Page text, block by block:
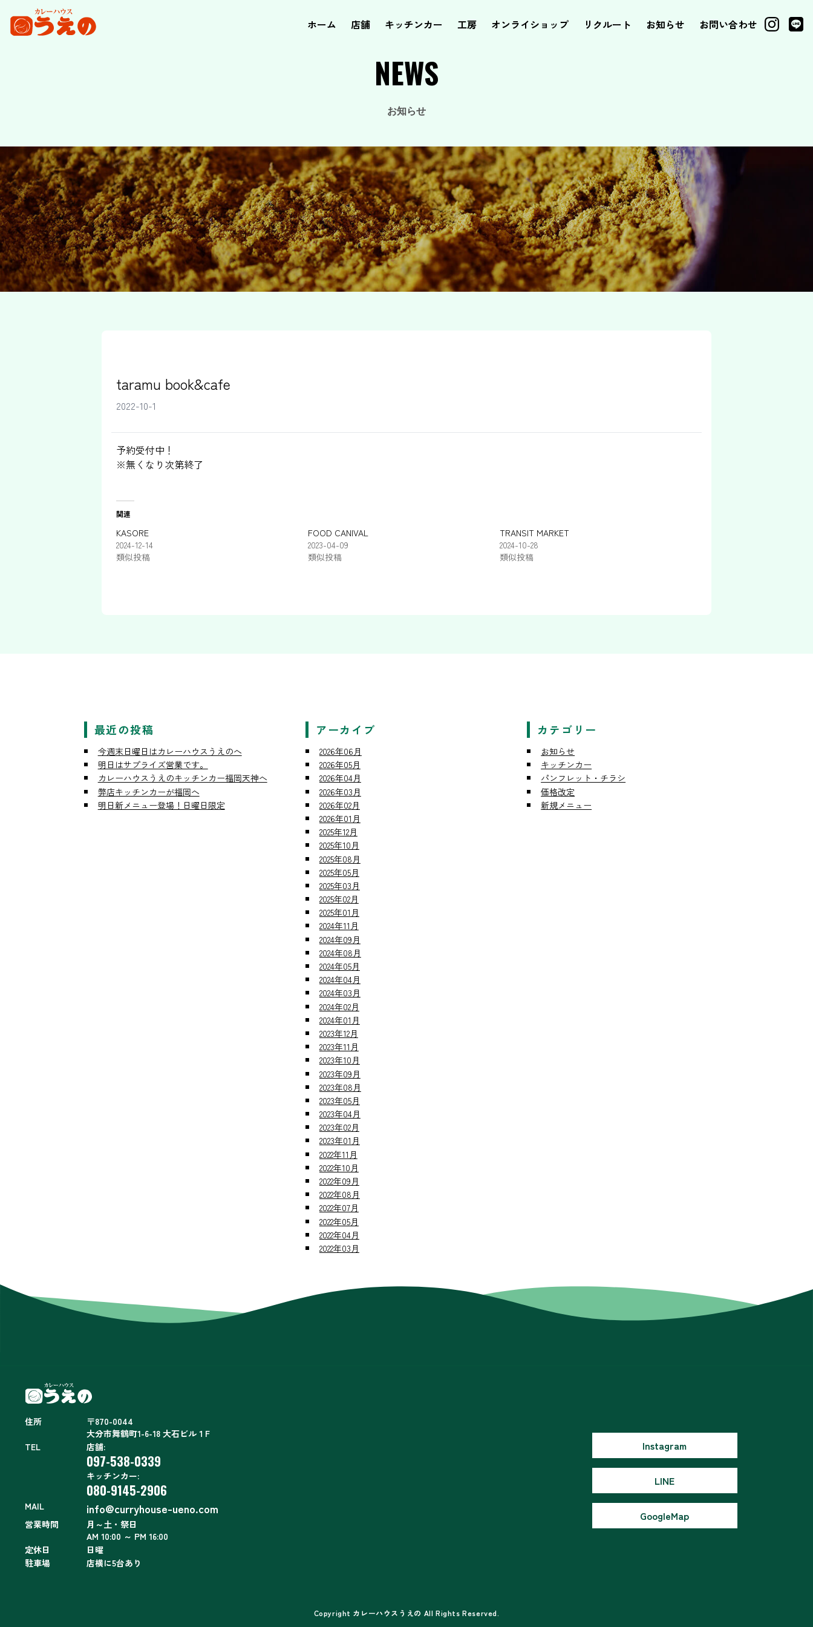
ホーム 店舗 キッチンカー 工房 オンライショップ リクルート お知らせ お問い合わせ
NEWS
お知らせ
taramu book&cafe
2022-10-1
予約受付中！
※無くなり次第終了
関連
KASORE
2024-12-14
類似投稿
FOOD CANIVAL
2023-04-09
類似投稿
TRANSIT MARKET
2024-10-28
類似投稿
最近の投稿
今週末日曜日はカレーハウスうえのへ
明日はサプライズ営業です。
カレーハウスうえのキッチンカー福岡天神へ
弊店キッチンカーが福岡へ
明日新メニュー登場！日曜日限定
アーカイブ
2026年06月
2026年05月
2026年04月
2026年03月
2026年02月
2026年01月
2025年12月
2025年10月
2025年08月
2025年05月
2025年03月
2025年02月
2025年01月
2024年11月
2024年09月
2024年08月
2024年05月
2024年04月
2024年03月
2024年02月
2024年01月
2023年12月
2023年11月
2023年10月
2023年09月
2023年08月
2023年05月
2023年04月
2023年02月
2023年01月
2022年11月
2022年10月
2022年09月
2022年08月
2022年07月
2022年05月
2022年04月
2022年03月
カテゴリー
お知らせ
キッチンカー
パンフレット・チラシ
価格改定
新規メニュー
住所
〒870-0044
大分市舞鶴町1-6-18 大石ビル１F
TEL
店舗:
097-538-0339
キッチンカー:
080-9145-2906
MAIL info@curryhouse-ueno.com
営業時間
月～土・祭日
AM 10:00 ～ PM 16:00
定休日
日曜
駐車場
店横に5台あり
Instagram
LINE
GoogleMap
Copyright カレーハウスうえの All Rights Reserved.